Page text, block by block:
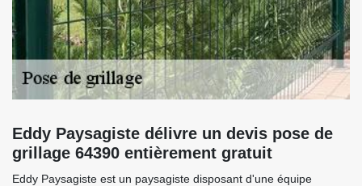
Eddy Paysagiste délivre un devis pose de
grillage 64390 entièrement gratuit
Eddy Paysagiste est un paysagiste disposant d'une équipe